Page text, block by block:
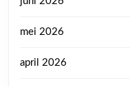
mei 2026
april 2026